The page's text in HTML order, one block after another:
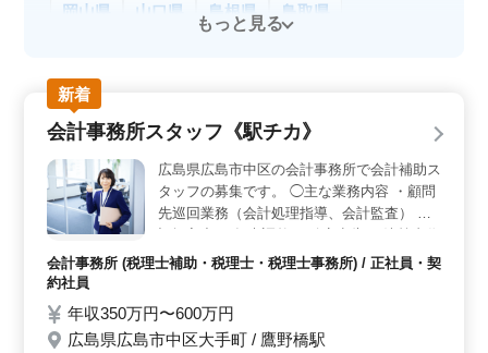
岡山県 山口県 島根県 鳥取県
もっと見る
新着
会計事務所スタッフ《駅チカ》
広島県広島市中区の会計事務所で会計補助ス
タッフの募集です。 ◯主な業務内容 ・顧問
先巡回業務（会計処理指導、会計監査） ・
成 等 会計ソフトは主にICS,TKC、弥生、
も便利です。 保険などの各種福利厚生が整
っており、安心して長く働ける環境が整って
会計事務所 (税理士補助・税理士・税理士事務所) / 正社員・契
約社員
年収350万円〜600万円
広島県広島市中区大手町 / 鷹野橋駅